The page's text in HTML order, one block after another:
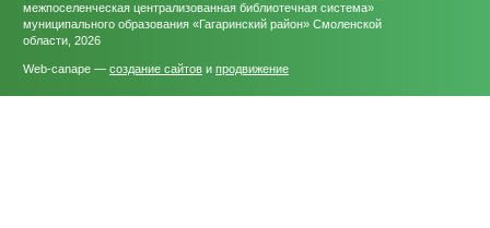
межпоселенческая централизованная библиотечная система»
муниципального образования «Гагаринский район» Смоленской
области, 2026
Web-canape — создание сайтов и продвижение